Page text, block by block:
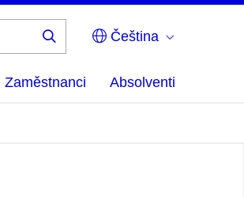
Čeština
Zaměstnanci Absolventi